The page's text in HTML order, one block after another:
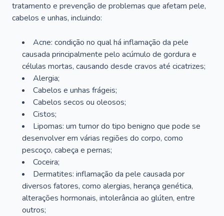
tratamento e prevenção de problemas que afetam pele,
cabelos e unhas, incluindo:
Acne: condição no qual há inflamação da pele
causada principalmente pelo acúmulo de gordura e
células mortas, causando desde cravos até cicatrizes;
Alergia;
Cabelos e unhas frágeis;
Cabelos secos ou oleosos;
Cistos;
Lipomas: um tumor do tipo benigno que pode se
desenvolver em várias regiões do corpo, como
pescoço, cabeça e pernas;
Coceira;
Dermatites: inflamação da pele causada por
diversos fatores, como alergias, herança genética,
alterações hormonais, intolerância ao glúten, entre
outros;